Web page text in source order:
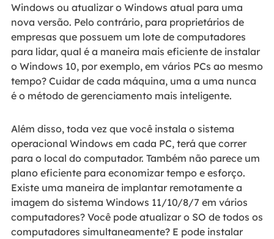
Windows ou atualizar o Windows atual para uma
nova versão. Pelo contrário, para proprietários de
empresas que possuem um lote de computadores
para lidar, qual é a maneira mais eficiente de instalar
o Windows 10, por exemplo, em vários PCs ao mesmo
tempo? Cuidar de cada máquina, uma a uma nunca
é o método de gerenciamento mais inteligente.
Além disso, toda vez que você instala o sistema
operacional Windows em cada PC, terá que correr
para o local do computador. Também não parece um
plano eficiente para economizar tempo e esforço.
Existe uma maneira de implantar remotamente a
imagem do sistema Windows 11/10/8/7 em vários
computadores? Você pode atualizar o SO de todos os
computadores simultaneamente? E pode instalar